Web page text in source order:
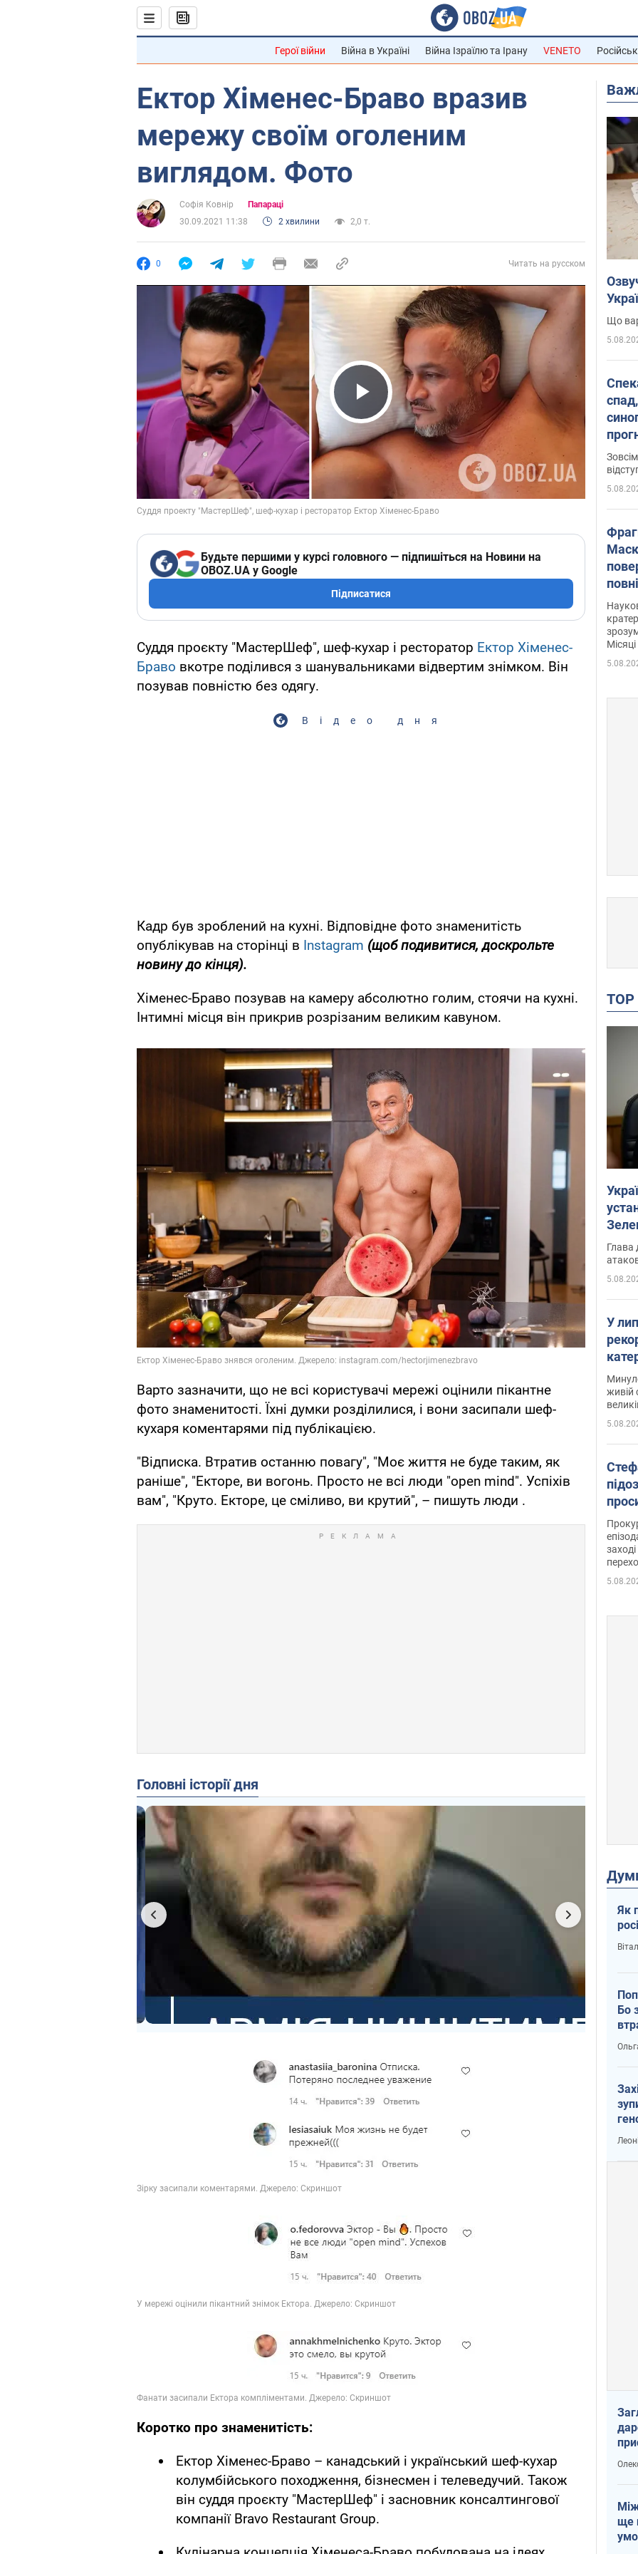
Герої війни Війна в Україні Війна Ізраїлю та Ірану VENETO
Ектор Хіменес-Браво вразив
мережу своїм оголеним
виглядом. Фото
Софія Ковнір
Папараці
30.09.2021 11:38
2 хвилини 2,0 т.
0 Читать на русском
Play Video
Будьте першими у курсі головного — підпишіться на Новини на
OBOZ.UA у Google
Підписатися
Суддя проєкту "МастерШеф", шеф-кухар і ресторатор Ектор Хіменес-
Браво вкотре поділився з шанувальниками відвертим знімком. Він
позував повністю без одягу.
Відео дня
Кадр був зроблений на кухні. Відповідне фото знаменитість
опублікував на сторінці в Instagram (щоб подивитися, доскрольте
новину до кінця).
Хіменес-Браво позував на камеру абсолютно голим, стоячи на кухні.
Інтимні місця він прикрив розрізаним великим кавуном.
Варто зазначити, що не всі користувачі мережі оцінили пікантне
фото знаменитості. Їхні думки розділилися, і вони засипали шеф-
кухаря коментарями під публікацією.
"Відписка. Втратив останню повагу", "Моє життя не буде таким, як
раніше", "Екторе, ви вогонь. Просто не всі люди "open mind". Успіхів
вам", "Круто. Екторе, це сміливо, ви крутий", – пишуть люди .
Головні історії дня
Коротко про знаменитість:
Ектор Хіменес-Браво – канадський і український шеф-кухар
колумбійського походження, бізнесмен і телеведучий. Також
він суддя проєкту "МастерШеф" і засновник консалтингової
компанії Bravo Restaurant Group.
Що
усе
Місяці
Глава
У
живій
Як
Бо
ще